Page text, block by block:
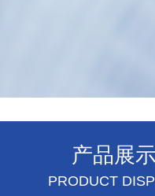
产品展示
PRODUCT